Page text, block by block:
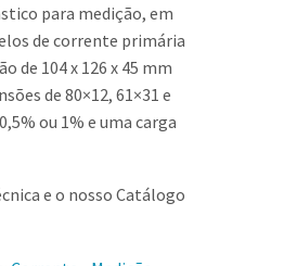
para medição, em
de corrente primária
de 104 x 126 x 45 mm
de 80×12, 61×31 e
ou 1% e uma carga
e o nosso Catálogo